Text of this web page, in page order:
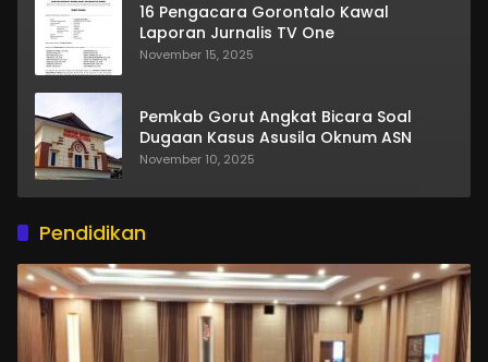
16 Pengacara Gorontalo Kawal
Laporan Jurnalis TV One
November 15, 2025
Pemkab Gorut Angkat Bicara Soal
Dugaan Kasus Asusila Oknum ASN
November 10, 2025
Pendidikan